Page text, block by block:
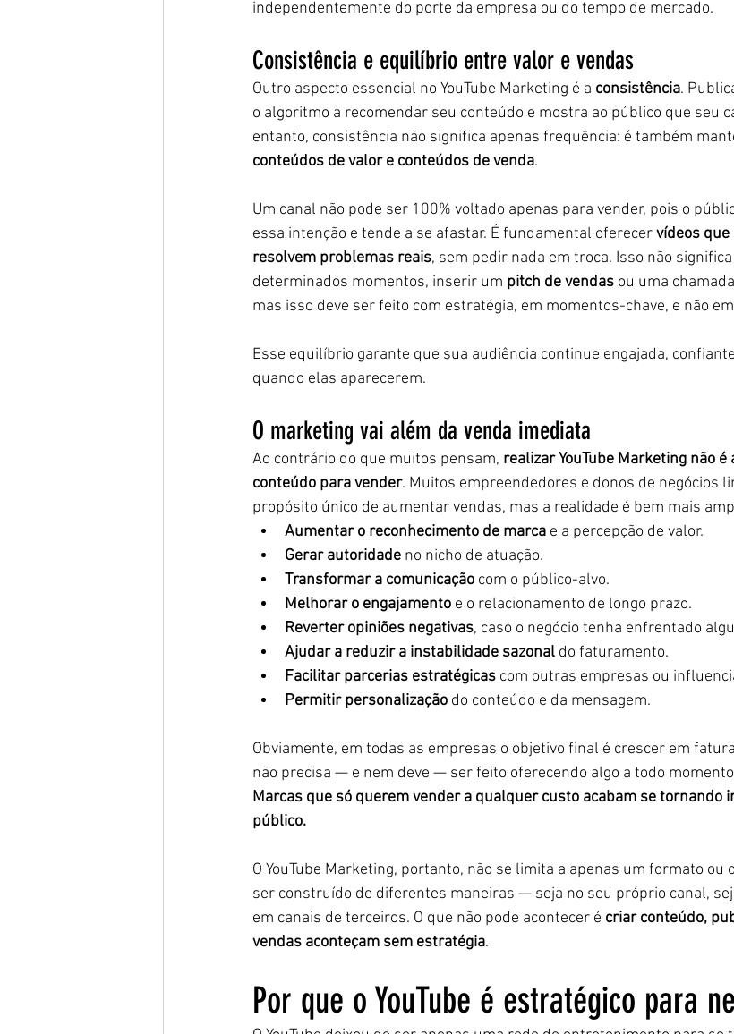
independentemente do porte da empresa ou do tempo de mercado.
Consistência e equilíbrio entre valor e vendas
Outro aspecto essencial no YouTube Marketing é a consistência.
o algoritmo a recomendar seu conteúdo e mostra ao público que seu
entanto, consistência não significa apenas frequência: é também
conteúdos de valor e conteúdos de venda.
Um canal não pode ser 100% voltado apenas para vender, pois o
essa intenção e tende a se afastar. É fundamental oferecer vídeos
resolvem problemas reais, sem pedir nada em troca. Isso não
determinados momentos, inserir um pitch de vendas ou uma
mas isso deve ser feito com estratégia, em momentos-chave, e não
Esse equilíbrio garante que sua audiência continue engajada,
quando elas aparecerem.
O marketing vai além da venda imediata
Ao contrário do que muitos pensam, realizar YouTube Marketing não
conteúdo para vender. Muitos empreendedores e donos de negócios
propósito único de aumentar vendas, mas a realidade é bem mais
Aumentar o reconhecimento de marca e a percepção de valor.
Gerar autoridade no nicho de atuação.
Transformar a comunicação com o público-alvo.
Melhorar o engajamento e o relacionamento de longo prazo.
Reverter opiniões negativas, caso o negócio tenha enfrentado
Ajudar a reduzir a instabilidade sazonal do faturamento.
Facilitar parcerias estratégicas com outras empresas ou
Permitir personalização do conteúdo e da mensagem.
Obviamente, em todas as empresas o objetivo final é crescer em
não precisa — e nem deve — ser feito oferecendo algo a todo
Marcas que só querem vender a qualquer custo acabam se tornando
público.
O YouTube Marketing, portanto, não se limita a apenas um formato ou
ser construído de diferentes maneiras — seja no seu próprio canal,
em canais de terceiros. O que não pode acontecer é criar conteúdo,
vendas aconteçam sem estratégia.
Por que o YouTube é estratégico para